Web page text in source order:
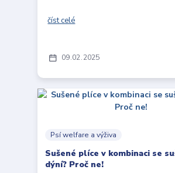
09 02 2025
číst celé
Psí welfare a výživa
Sušené plíce v kombinaci se
dýní? Proč ne!